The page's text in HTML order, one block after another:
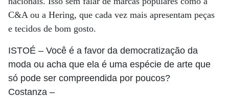
C&A ou a Hering, que cada vez mais apresentam peças
e tecidos de bom gosto.
ISTOÉ – Você é a favor da democratização da
moda ou acha que ela é uma espécie de arte que
só pode ser compreendida por poucos?
Costanza –